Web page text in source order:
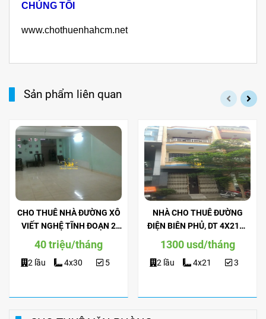
CHÚNG TÔI
www.chothuenhahcm.net
Sản phẩm liên quan
CHO THUÊ NHÀ ĐƯỜNG XÔ
VIẾT NGHỆ TĨNH ĐOẠN 2
CHIỀU, DT 4X30M, TRỆT 2
LẦU, SÂN THƯỢNG.
40 triệu/tháng
2 lầu 4x30 5
NHÀ CHO THUÊ ĐƯỜNG
ĐIỆN BIÊN PHỦ, DT 4X21M,
TRỆT 2 LẦU, NỘI THẤT ĐẦY
ĐỦ.
1300 usd/tháng
2 lầu 4x21 3